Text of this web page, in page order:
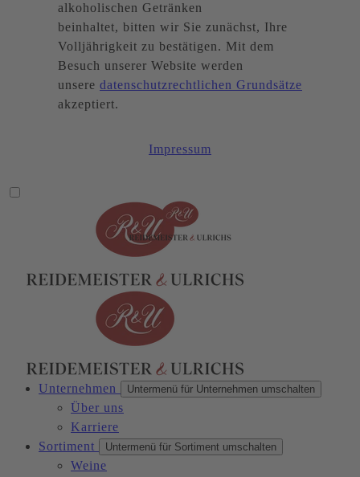
alkoholischen Getränken
beinhaltet, bitten wir Sie zunächst, Ihre
Volljährigkeit zu bestätigen. Mit dem
Besuch unserer Website werden
unsere datenschutzrechtlichen Grundsätze
akzeptiert.
Impressum
Unternehmen Untermenü für Unternehmen umschalten
Über uns
Karriere
Sortiment
Untermenü für Sortiment umschalten
Weine